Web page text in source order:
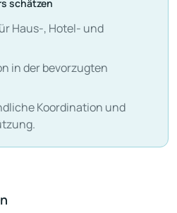
schätzen
Haus-, Hotel- und
in der bevorzugten
Koordination und